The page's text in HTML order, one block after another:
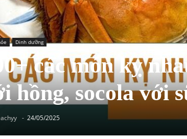
Dinh dưỡng
các món kỵ
hồng, socola với
- 24/05/2025